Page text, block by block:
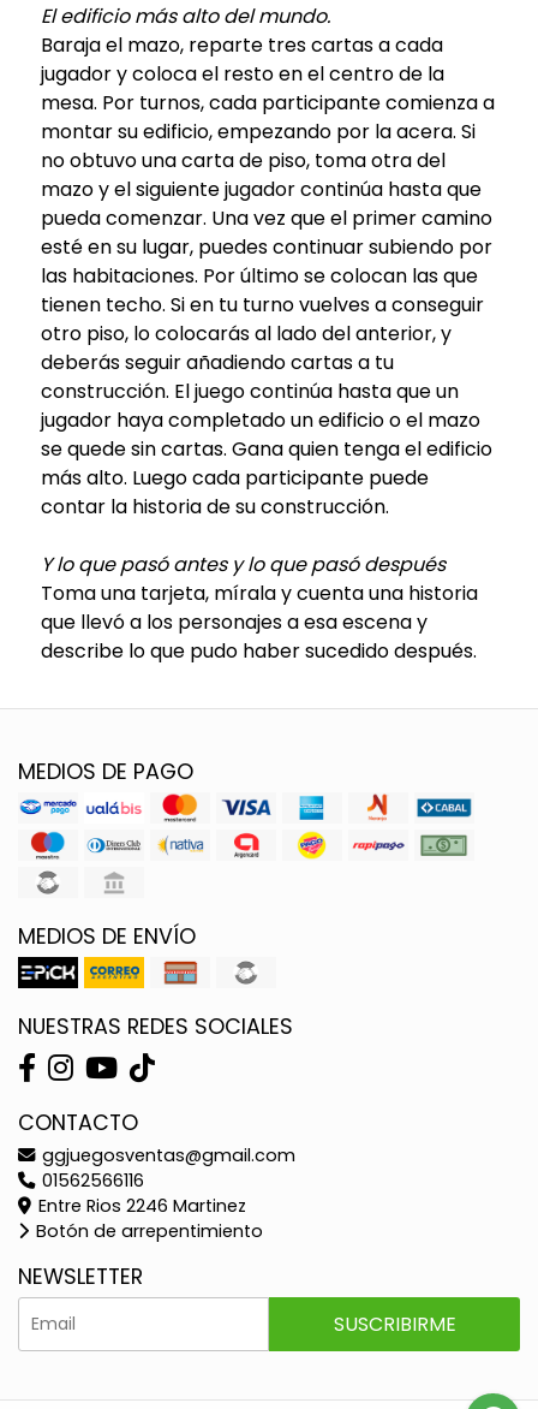
El edificio más alto del mundo.
Baraja el mazo, reparte tres cartas a cada
jugador y coloca el resto en el centro de la
mesa. Por turnos, cada participante comienza a
montar su edificio, empezando por la acera. Si
no obtuvo una carta de piso, toma otra del
mazo y el siguiente jugador continúa hasta que
pueda comenzar. Una vez que el primer camino
esté en su lugar, puedes continuar subiendo por
las habitaciones. Por último se colocan las que
tienen techo. Si en tu turno vuelves a conseguir
otro piso, lo colocarás al lado del anterior, y
deberás seguir añadiendo cartas a tu
construcción. El juego continúa hasta que un
jugador haya completado un edificio o el mazo
se quede sin cartas. Gana quien tenga el edificio
más alto. Luego cada participante puede
contar la historia de su construcción.
Y lo que pasó antes y lo que pasó después
Toma una tarjeta, mírala y cuenta una historia
que llevó a los personajes a esa escena y
describe lo que pudo haber sucedido después.
MEDIOS DE PAGO
MEDIOS DE ENVÍO
NUESTRAS REDES SOCIALES
CONTACTO
ggjuegosventas@gmail.com
01562566116
Entre Rios 2246 Martinez
Botón de arrepentimiento
NEWSLETTER
SUSCRIBIRME